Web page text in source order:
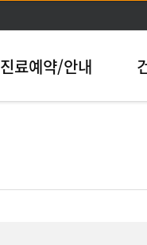
본문
진료예약/안내